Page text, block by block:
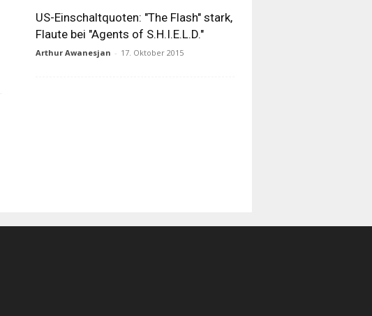
US-Einschaltquoten: "The Flash" stark,
Flaute bei "Agents of S.H.I.E.L.D."
Arthur Awanesjan - 17. Oktober 2015